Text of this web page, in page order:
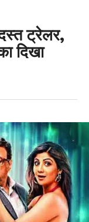
ट्रेलर,
दिखा